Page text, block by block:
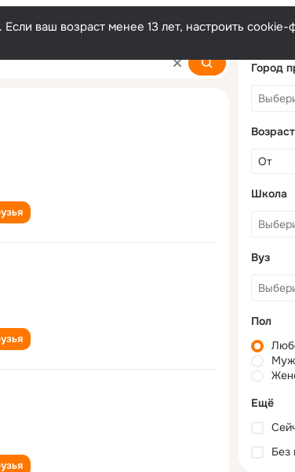
ваш возраст менее 13 лет, настроить
Город
Возраст
Школа
Вуз
Пол
Ещё
Без